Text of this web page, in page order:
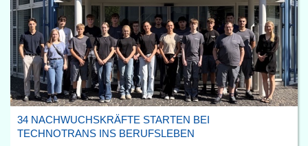
34 NACHWUCHSKRÄFTE STARTEN BEI
TECHNOTRANS INS BERUFSLEBEN